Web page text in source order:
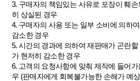
3. 구매자의 책임있는 사유로 포장이 훼
히 상실된 경우
4. 구매자의 사용 또는 일부 소비에 의하
감소한 경우
5. 시간의 경과에 의하여 재판매가 곤란할
가 현저히 감소한 경우
6. 고객의 요청사항에 맞춰 제작에 들어
우 (판매자에게 회복불가능한 손해가 예